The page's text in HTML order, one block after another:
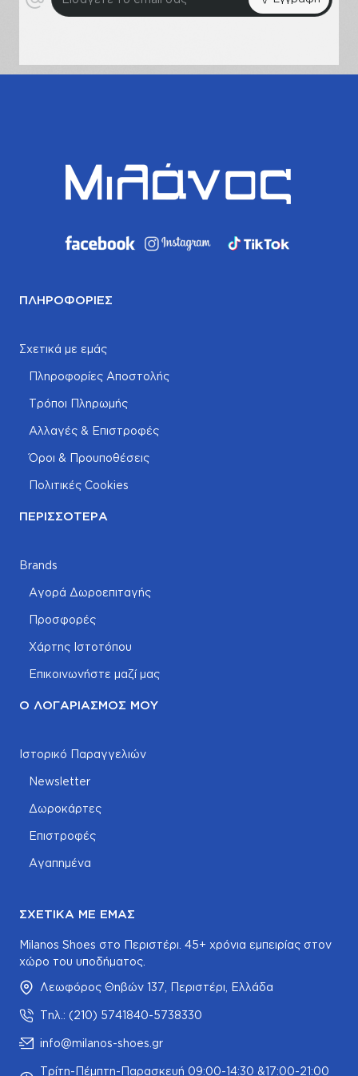
το
email
ΠΛΗΡΟΦΟΡΊΕΣ
Σχετικά με εμάς
Πληροφορίες Αποστολής
Τρόποι Πληρωμής
Αλλαγές & Επιστροφές
Όροι & Προυποθέσεις
Πολιτικές Cookies
ΠΕΡΙΣΣΌΤΕΡΑ
Brands
Αγορά Δωροεπιταγής
Προσφορές
Χάρτης Ιστοτόπου
Επικοινωνήστε μαζί μας
Ο ΛΟΓΑΡΙΑΣΜΌΣ ΜΟΥ
Ιστορικό Παραγγελιών
Newsletter
Δωροκάρτες
Επιστροφές
Αγαπημένα
ΣΧΕΤΙΚΆ ΜΕ ΕΜΆΣ
Milanos Shoes στο Περιστέρι. 45+ χρόνια εμπειρίας στον
χώρο του υποδήματος.
Λεωφόρος Θηβών 137, Περιστέρι, Ελλάδα
Τηλ.: (210) 5741840-5738330
info@milanos-shoes.gr
Τρίτη-Πέμπτη-Παρασκευή 09:00-14:30 &17:00-21:00